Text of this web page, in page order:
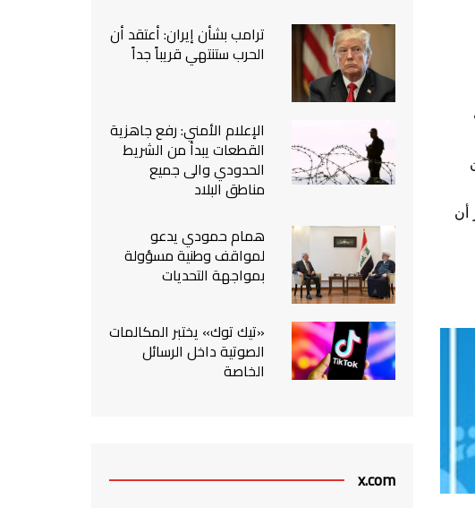
اتصل بنا
من
غير أن
ترامب بشأن إيران: أعتقد أن
الحرب ستنتهي قريباً جداً
الإعلام الأمني: رفع جاهزية
القطعات يبدأ من الشريط
الحدودي والى جميع
مناطق البلاد
همام حمودي يدعو
لمواقف وطنية مسؤولة
بمواجهة التحديات
«تيك توك» يختبر المكالمات
الصوتية داخل الرسائل
الخاصة
x.com